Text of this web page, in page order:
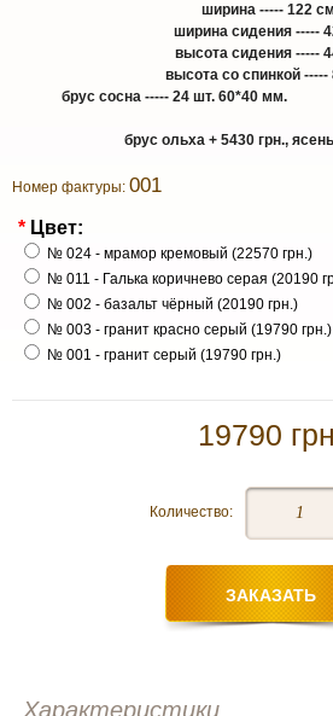
ширина ----- 122
ширина сидения -----
высота сидения -----
высота со спинкой -----
брус сосна ----- 24
брус ольха + 5430 грн.,
Номер фактуры: 001
* Цвет:
№ 024 - мрамор кремовый (22570 грн.)
№ 011 - Галька коричнево серая (20190
№ 002 - базальт чёрный (20190 грн.)
№ 003 - гранит красно серый (19790 грн.)
№ 001 - гранит серый (19790 грн.)
19790
Количество:
Характеристики